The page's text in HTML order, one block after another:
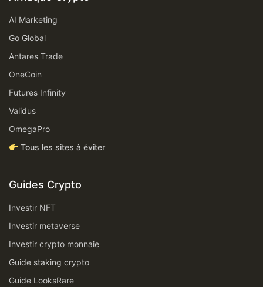
AI Marketing
Go Global
Antares Trade
OneCoin
Futures Infinity
Validus
OmegaPro
Tous les sites à éviter
Guides Crypto
Investir NFT
Investir metaverse
Investir crypto monnaie
Guide staking crypto
Guide LooksRare